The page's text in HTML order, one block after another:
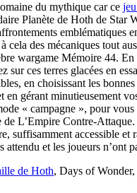
du mythique car ce
Planète de Hoth de Star
emblématiques
cela des mécaniques tout
wargame Mémoire 44.
sur ces terres glacées en
en choisissant les bonnes
en gérant minutieusement
« campagne », pour
de L’Empire Contre-
suffisamment accessible et
attendu et les joueurs n’ont
de Hoth, Days of